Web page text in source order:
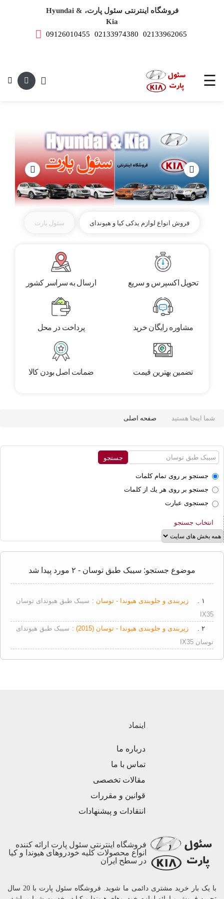
فروشگاه اینترنتی سئول پارت، Hyundai &
Kia
02133962065
02133974380
09126010455
یدکی
هیوندای
☰
فروش انواع لوازم یدکی کیا و هیوندای سئول پارت
تحویل اکسپرس و سریع ارسال به سراسر کشور
مشاوره رایگان خرید پرداخت در محل
تضمین بهترین قیمت ضمانت اصل بودن کالا
شما اینجا هستید صفحه اصلی
جستجو بر روی تمام كلمات
جستجو بر روی هر يك از كلمات
جستجوی عبارت
انتخاب جستجو
موضوع جستجو: سیبک طبق توسان - ۲ مورد پیدا شد
۱ . زیربندی و جلوبندی هیوندا - توسان : سیبک طبق هیوندای توسان
IX35
۲ .
زیربندی و جلوبندی هیوندا - توسان (2015) :
سیبک طبق هیوندای
توسان IX35
اینماد
درباره ما
تماس با ما
مقالات تخصصی
قوانین و مقررات
انتقادات و پیشنهادات
فروشگاه اینترنتی سئول پارت ارائه کننده
انواع محصولات کلیه خودروهای هیوندا و کیا
در سطح ایران
با یک بار خرید مشتری دائمی ما شوید. فروشگاه سئول پارت با 20 سال